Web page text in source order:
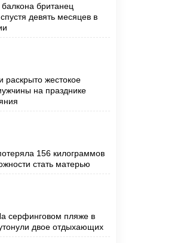
британец
девять месяцев в
раскрыто жестокое
на празднике
156 килограммов
стать матерью
серфинговом пляже в
двое отдыхающих